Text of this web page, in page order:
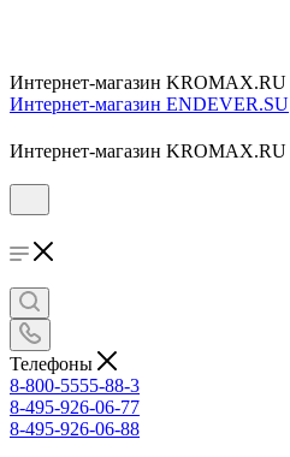
Интернет-магазин KROMAX.RU
Интернет-магазин ENDEVER.SU
Интернет-магазин KROMAX.RU
Телефоны
8-800-5555-88-3
8-495-926-06-77
8-495-926-06-88